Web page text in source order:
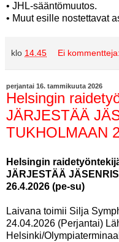
• JHL-sääntömuutos.
• Muut esille nostettavat
klo 14.45 Ei kommentteja:
perjantai 16. tammikuuta 2026
Helsingin
JÄRJESTÄÄ
TUKHOLMAAN
Helsingin
JÄRJESTÄÄ
26.4.2026 (pe-su)
Laivana toimii Silja
24.04.2026 (Perjantai)
Helsinki/